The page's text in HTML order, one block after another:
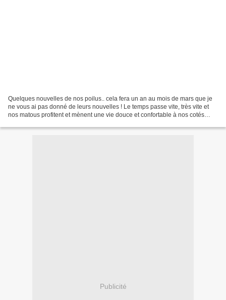
Quelques nouvelles de nos poilus.. cela fera un an au mois de mars que je
ne vous ai pas donné de leurs nouvelles ! Le temps passe vite, très vite et
nos matous profitent et mènent une vie douce et confortable à nos cotés
Publicité